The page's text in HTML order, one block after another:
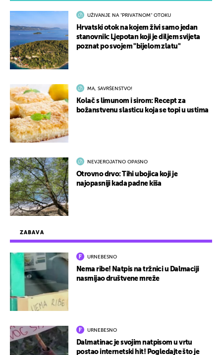
ZABAVA
URNEBESNO
Nema ribe! Natpis na tržnici u Dalmaciji
nasmijao društvene mreže
URNEBESNO
Dalmatinac je svojim natpisom u vrtu
postao internetski hit! Pogledajte što je
UŽIVANJE NA "PRIVATNOM" OTOKU
Hrvatski otok na kojem živi samo jedan
stanovnik: Ljepotan koji je diljem svijeta
poznat po svojem "bijelom zlatu"
MA, SAVRŠENSTVO!
Kolač s limunom i sirom: Recept za
božanstvenu slasticu koja se topi u ustima
NEVJEROJATNO OPASNO
Otrovno drvo: Tihi ubojica koji je
najopasniji kada padne kiša